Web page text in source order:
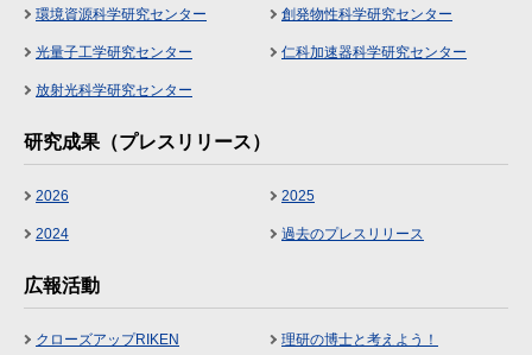
環境資源科学研究センター 創発物性科学研究センター
光量子工学研究センター 仁科加速器科学研究センター
放射光科学研究センター
研究成果（プレスリリース）
2026 2025
2024 過去のプレスリリース
広報活動
クローズアップRIKEN 理研の博士と考えよう！